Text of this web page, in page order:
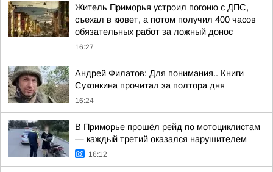
Житель Приморья устроил погоню с ДПС,
съехал в кювет, а потом получил 400 часов
обязательных работ за ложный донос
16:27
Андрей Филатов: Для понимания.. Книги
Суконкина прочитал за полтора дня
16:24
В Приморье прошёл рейд по мотоциклистам
— каждый третий оказался нарушителем
16:12